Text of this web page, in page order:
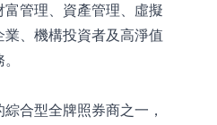
管理、資產管理、虛擬
、機構投資者及高淨值
合型全牌照券商之一，